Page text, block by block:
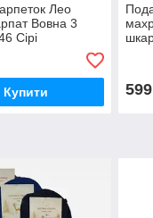
Лео
Вовна 3
Сірі
Купити 599